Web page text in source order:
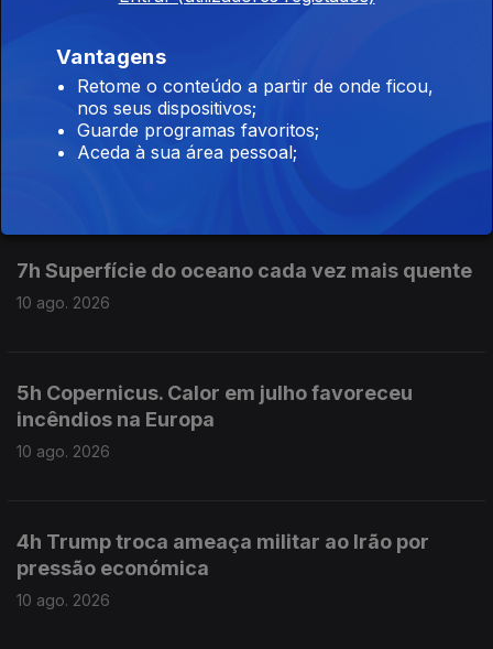
3h Copernicus. Temperaturas dos oceanos
batem recorde em julho
7h Superfície do oceano cada vez mais quente
10 ago. 2026
5h Copernicus. Calor em julho favoreceu
incêndios na Europa
10 ago. 2026
4h Trump troca ameaça militar ao Irão por
pressão económica
10 ago. 2026
Vantagens
Retome o conteúdo a partir de onde ficou,
nos seus dispositivos;
Guarde programas favoritos;
Aceda à sua área pessoal;